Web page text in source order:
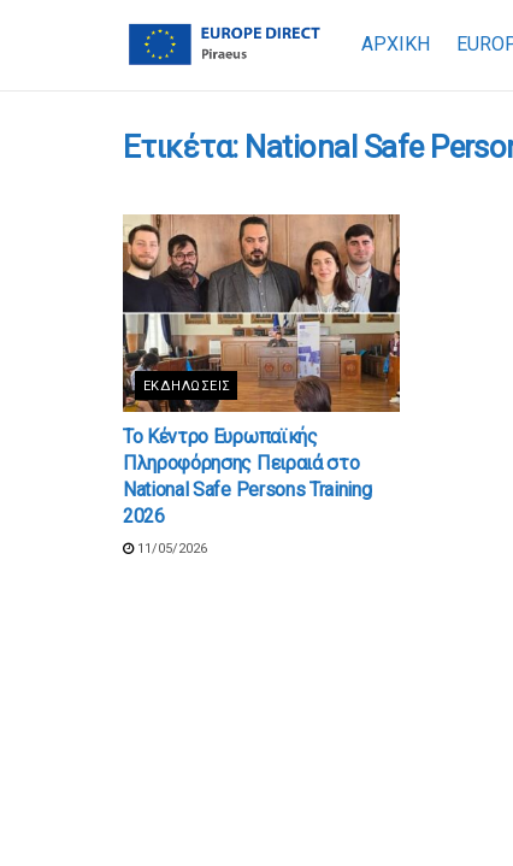
ΑΡΧΙΚΗ
Ετικέτα: National Safe
ΕΚΔΗΛΏΣΕΙΣ
Το Κέντρο Ευρωπαϊκής
Πληροφόρησης Πειραιά στο
National Safe Persons Training
2026
11/05/2026